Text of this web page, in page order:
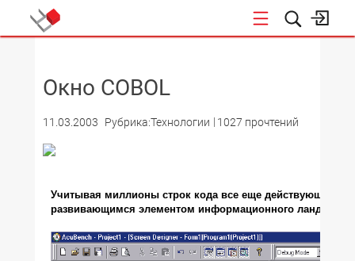
Окно COBOL
11.03.2003 Рубрика:Технологии 1027 прочтений
Учитывая миллионы строк кода все еще действующих
развивающимся элементом информационного ландшафта